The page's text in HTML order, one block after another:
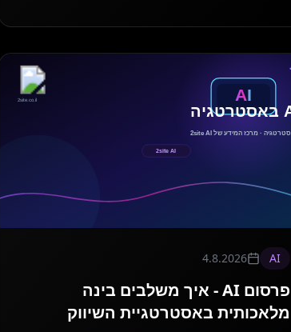
AI
4.8.2026
פרסום AI - איך משלבים בינה
מלאכותית באסטרטגיית השיווק